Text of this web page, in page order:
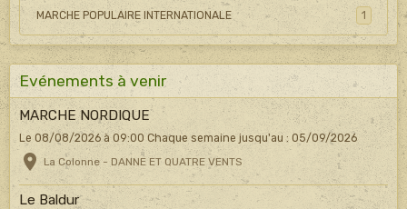
MARCHE POPULAIRE INTERNATIONALE 1
Evénements à venir
MARCHE NORDIQUE
Le 08/08/2026 à 09:00 Chaque semaine jusqu'au : 05/09/2026
La Colonne - DANNE ET QUATRE VENTS
Le Baldur